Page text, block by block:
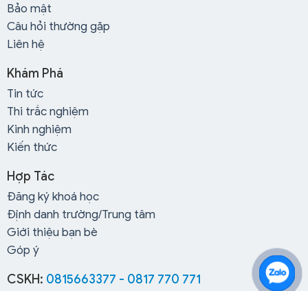
Với những ưu điểm vượt trội, Trung tâm Ngọc Đức đã
thu hút một lượng lớn học viên và tạo dựng được lòng
tin từ cộng đồng.
Địa chỉ trung tâm Ngọc Đức tại TP.HCM
Trung tâm Ngọc Đức có hai địa chỉ hoạt động chính ở
TP.HCM, giúp học viên dễ dàng tìm kiếm và tiếp cận:
Bảo mật
Câu hỏi thường gặp
Liên hệ
Khám Phá
Tin tức
Thi trắc nghiệm
Kinh nghiệm
Kiến thức
Hợp Tác
Đăng ký khoá học
Định danh trường/Trung tâm
Giới thiệu bạn bè
Góp ý
CSKH: 0815663377 - 0817 770 771